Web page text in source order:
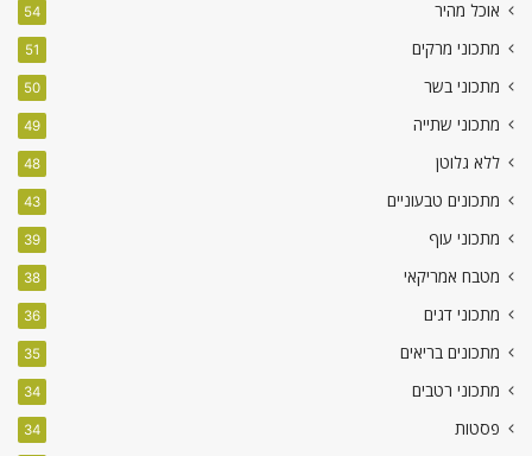
אוכל מהיר 54
מתכוני מרקים 51
מתכוני בשר 50
מתכוני שתייה 49
ללא גלוטן 48
מתכונים טבעוניים 43
מתכוני עוף 39
מטבח אמריקאי 38
מתכוני דגים 36
מתכונים בריאים 35
מתכוני רטבים 34
פסטות 34